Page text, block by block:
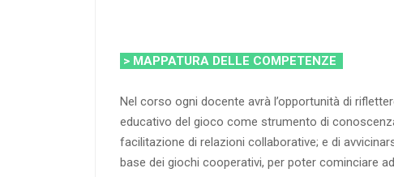
> MAPPATURA DELLE COMPETENZE
Nel corso ogni docente avrà l’opportunità di
educativo del gioco come strumento di
facilitazione di relazioni collaborative; e di
base dei giochi cooperativi, per poter cominciare